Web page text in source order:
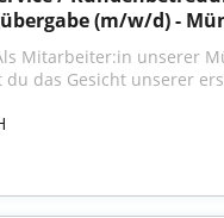
(m/w/d) -
Mitarbeiter:in unserer
du das Gesicht unserer